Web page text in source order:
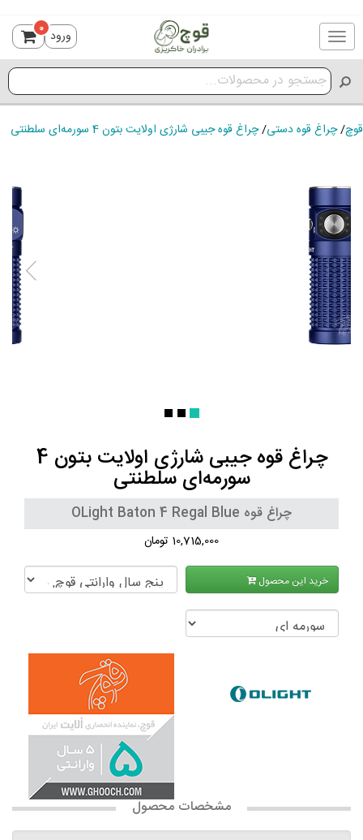
Toggle
navigation
ورود 0
قوچ/چراغ قوه دستی/چراغ قوه جیبی شارژی اولایت بتون 4 سورمه‌ای سلطنتی
چراغ قوه جیبی شارژی اولایت بتون 4
سورمه‌ای سلطنتی
چراغ قوه OLight Baton 4 Regal Blue
10,715,000 تومان
خرید این محصول
مشخصات محصول